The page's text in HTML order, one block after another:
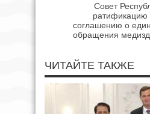
Совет
ратификацию
соглашению о
обращения
ЧИТАЙТЕ ТАКЖЕ